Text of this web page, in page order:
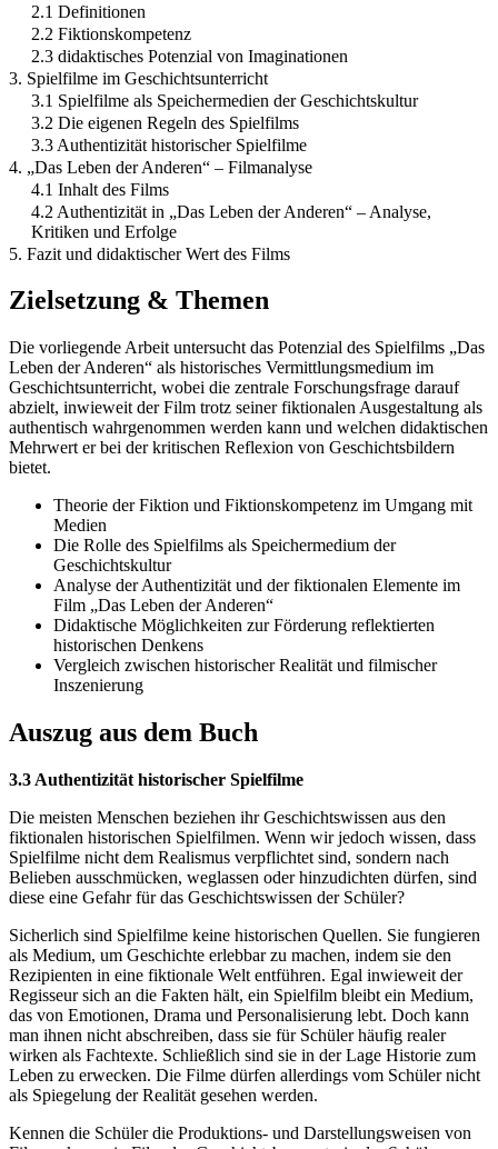
2.1 Definitionen
2.2 Fiktionskompetenz
2.3 didaktisches Potenzial von Imaginationen
3. Spielfilme im Geschichtsunterricht
3.1 Spielfilme als Speichermedien der Geschichtskultur
3.2 Die eigenen Regeln des Spielfilms
3.3 Authentizität historischer Spielfilme
4. „Das Leben der Anderen“ – Filmanalyse
4.1 Inhalt des Films
4.2 Authentizität in „Das Leben der Anderen“ – Analyse,
Kritiken und Erfolge
5. Fazit und didaktischer Wert des Films
Zielsetzung & Themen
Die vorliegende Arbeit untersucht das Potenzial des Spielfilms „Das
Leben der Anderen“ als historisches Vermittlungsmedium im
Geschichtsunterricht, wobei die zentrale Forschungsfrage darauf
abzielt, inwieweit der Film trotz seiner fiktionalen Ausgestaltung als
authentisch wahrgenommen werden kann und welchen didaktischen
Mehrwert er bei der kritischen Reflexion von Geschichtsbildern
bietet.
Theorie der Fiktion und Fiktionskompetenz im Umgang mit
Medien
Die Rolle des Spielfilms als Speichermedium der
Geschichtskultur
Analyse der Authentizität und der fiktionalen Elemente im
Film „Das Leben der Anderen“
Didaktische Möglichkeiten zur Förderung reflektierten
historischen Denkens
Vergleich zwischen historischer Realität und filmischer
Inszenierung
Auszug aus dem Buch
3.3 Authentizität historischer Spielfilme
Die meisten Menschen beziehen ihr Geschichtswissen aus den
fiktionalen historischen Spielfilmen. Wenn wir jedoch wissen, dass
Spielfilme nicht dem Realismus verpflichtet sind, sondern nach
Belieben ausschmücken, weglassen oder hinzudichten dürfen, sind
diese eine Gefahr für das Geschichtswissen der Schüler?
Sicherlich sind Spielfilme keine historischen Quellen. Sie fungieren
als Medium, um Geschichte erlebbar zu machen, indem sie den
Rezipienten in eine fiktionale Welt entführen. Egal inwieweit der
Regisseur sich an die Fakten hält, ein Spielfilm bleibt ein Medium,
das von Emotionen, Drama und Personalisierung lebt. Doch kann
man ihnen nicht abschreiben, dass sie für Schüler häufig realer
wirken als Fachtexte. Schließlich sind sie in der Lage Historie zum
Leben zu erwecken. Die Filme dürfen allerdings vom Schüler nicht
als Spiegelung der Realität gesehen werden.
Kennen die Schüler die Produktions- und Darstellungsweisen von